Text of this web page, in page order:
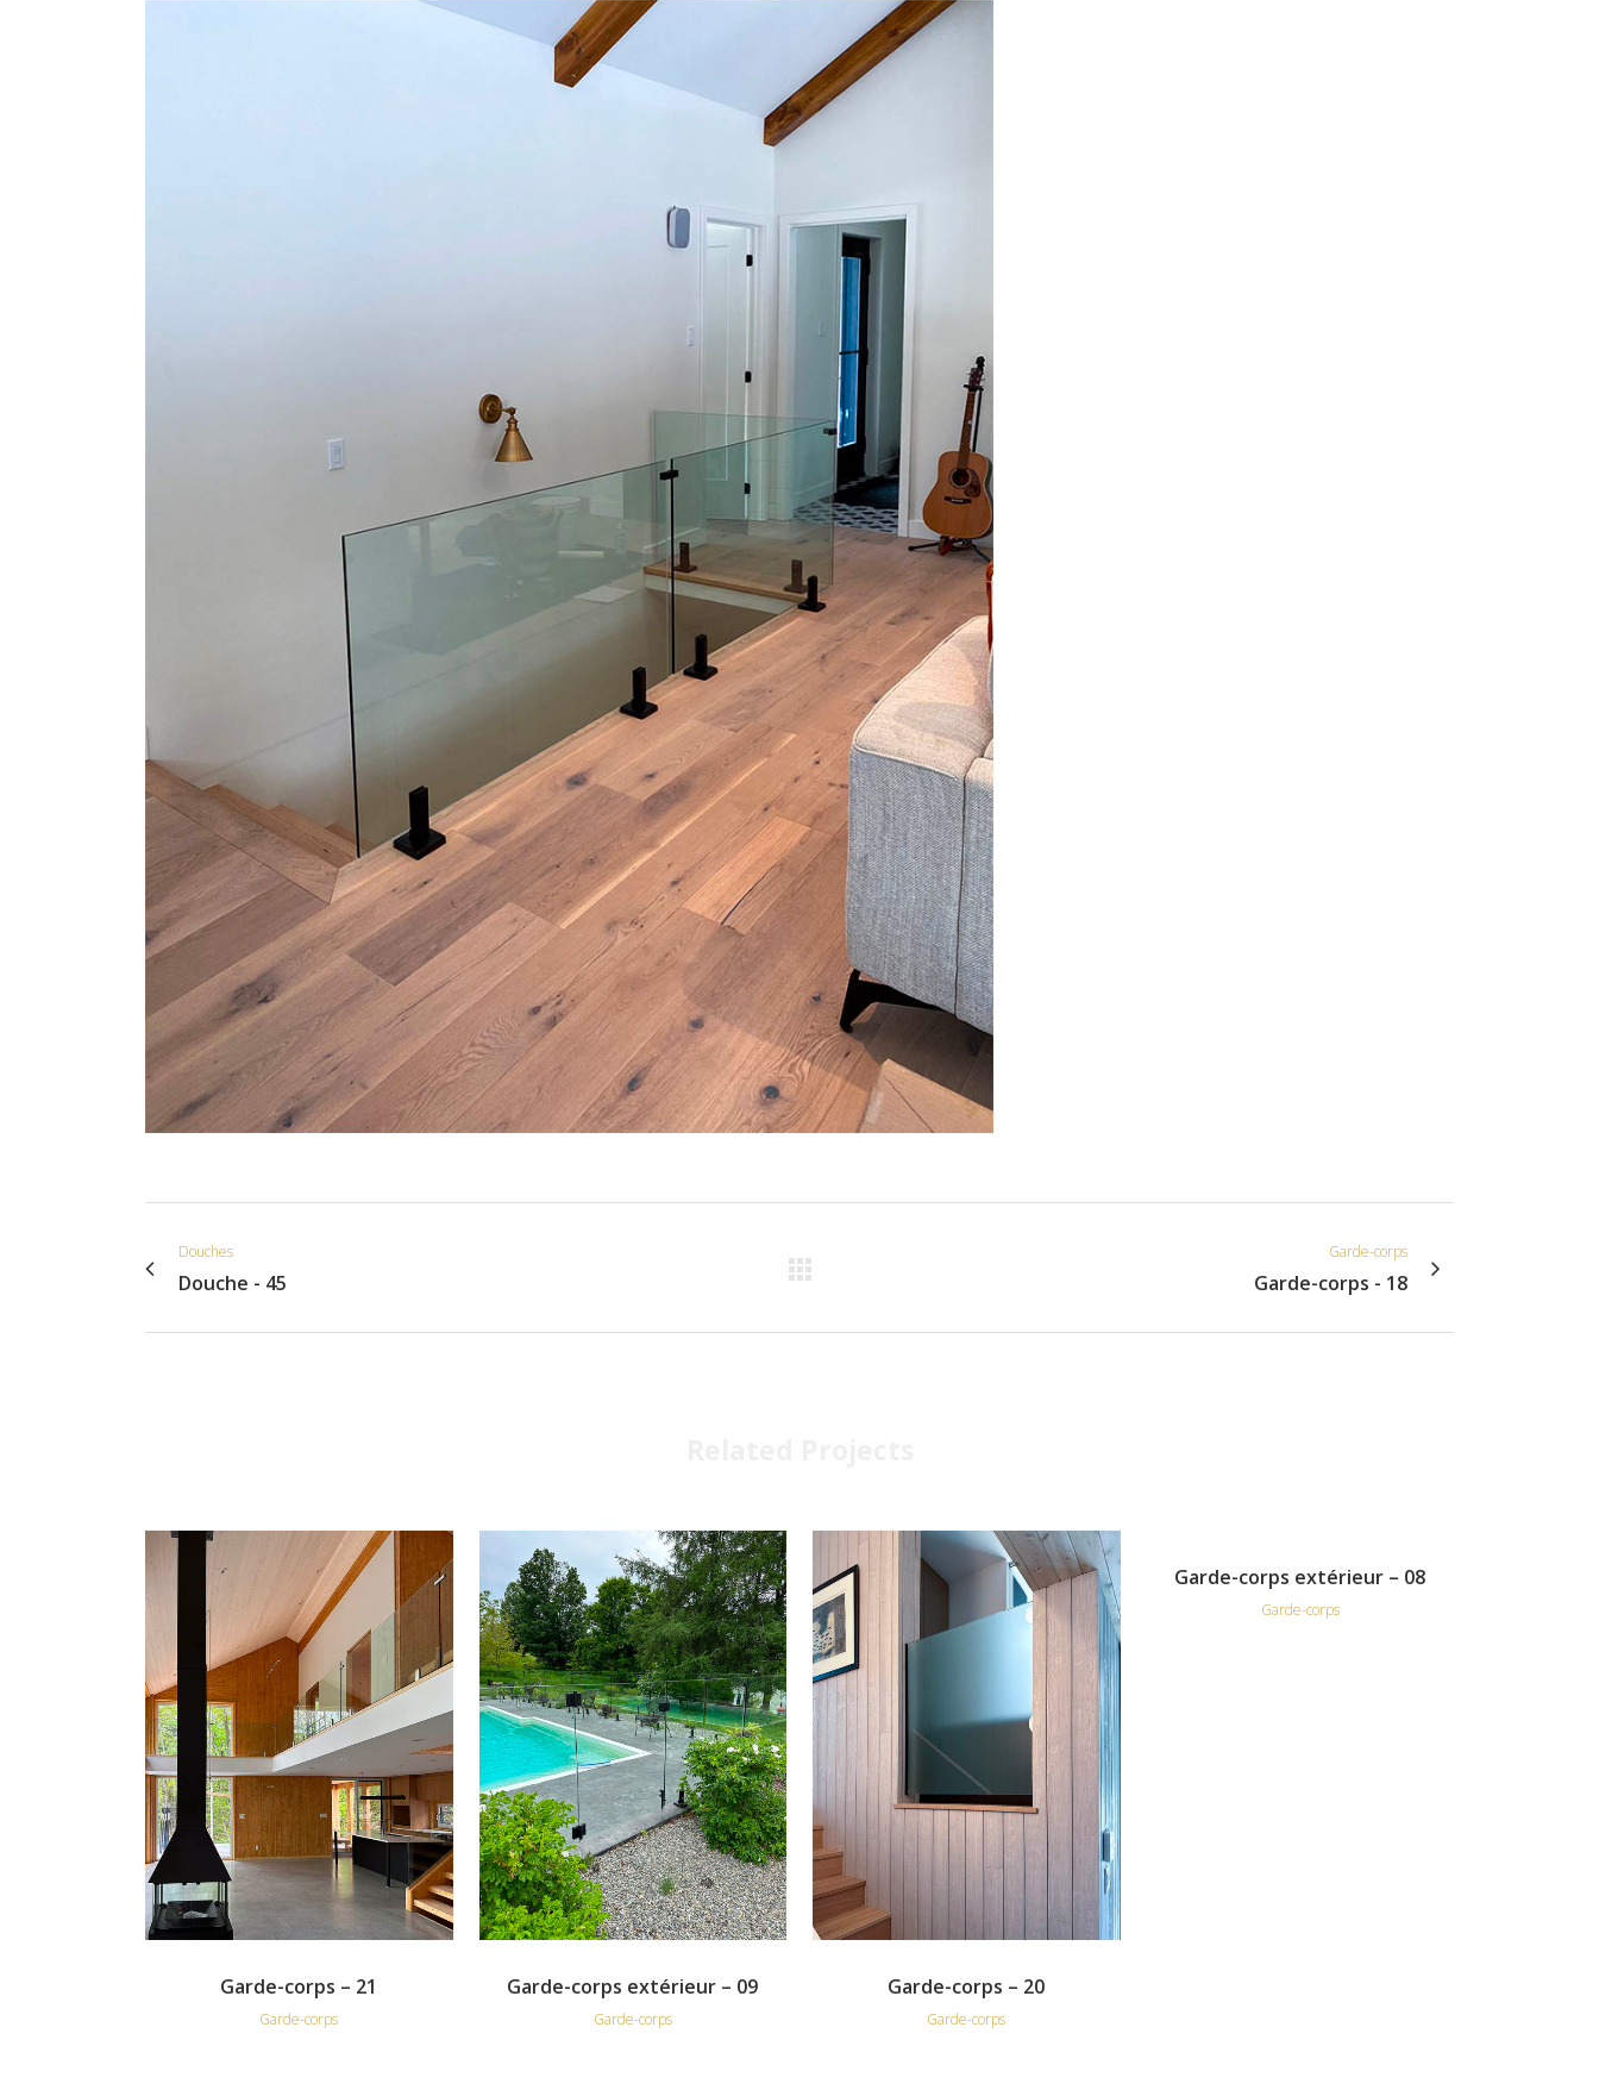
Douches
Douche - 45
Garde-corps
Garde-corps - 18
VIEW
Garde-corps – 21
Garde-corps
VIEW
Garde-corps extérieur – 09
Garde-corps
VIEW
Garde-corps – 20
Garde-corps
Garde-corps extérieur – 08
Garde-corps